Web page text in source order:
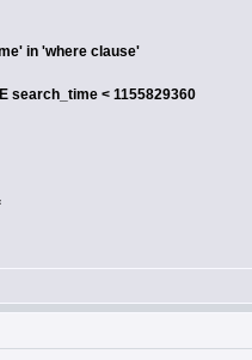
in 'where clause'
search_time < 1155829360